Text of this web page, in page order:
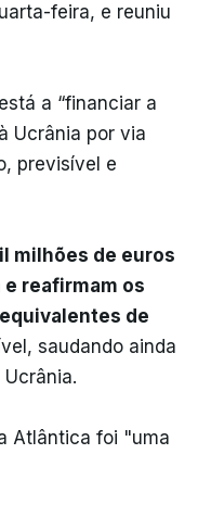
feira, e reuniu
a “financiar a
Ucrânia por via
previsível e
milhões de euros
reafirmam os
de
saudando ainda
Atlântica foi "uma